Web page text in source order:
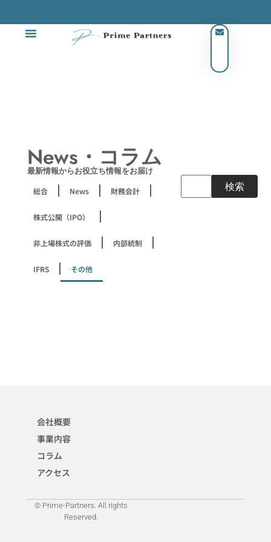
News・コラム
最新情報からお役立ち情報をお届け
総合 News 財務会計
株式公開（IPO）
非上場株式の評価 内部統制
IFRS その他
検索
会社概要
事業内容
コラム
アクセス
© Prime-Partners. All rights
Reserved.